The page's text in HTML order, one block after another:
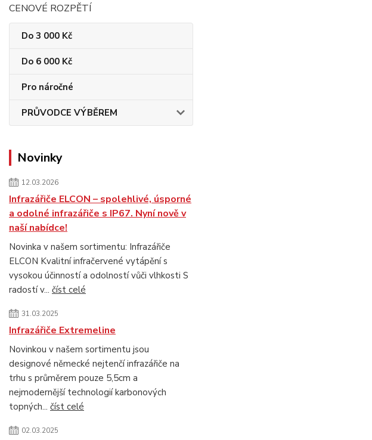
CENOVÉ ROZPĚTÍ
Do 3 000 Kč
Do 6 000 Kč
Pro náročné
PRŮVODCE VÝBĚREM
Novinky
12.03.2026
Infrazářiče ELCON – spolehlivé, úsporné
a odolné infrazářiče s IP67. Nyní nově v
naší nabídce!
Novinka v našem sortimentu: Infrazářiče
ELCON Kvalitní infračervené vytápění s
vysokou účinností a odolností vůči vlhkosti S
radostí v... číst celé
31.03.2025
Infrazářiče Extremeline
Novinkou v našem sortimentu jsou
designové německé nejtenčí infrazářiče na
trhu s průměrem pouze 5,5cm a
nejmodernější technologií karbonových
topných... číst celé
02.03.2025